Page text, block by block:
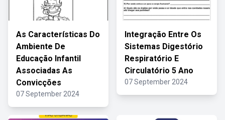
As Características Do
Ambiente De
Educação Infantil
Associadas As
Convicções
07 September 2024
Integração Entre Os
Sistemas Digestório
Respiratório E
Circulatório 5 Ano
07 September 2024